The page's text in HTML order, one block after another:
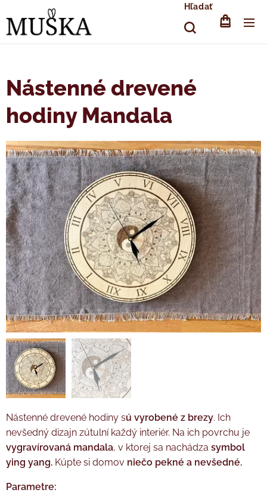
Hľadať
Nástenné drevené
hodiny Mandala
Nástenné drevené hodiny sú vyrobené z brezy. Ich
nevšedný dizajn zútulní každý interiér. Na ich povrchu je
vygravírovaná mandala, v ktorej sa nachádza symbol
ying yang. Kúpte si domov niečo pekné a nevšedné.
Parametre: